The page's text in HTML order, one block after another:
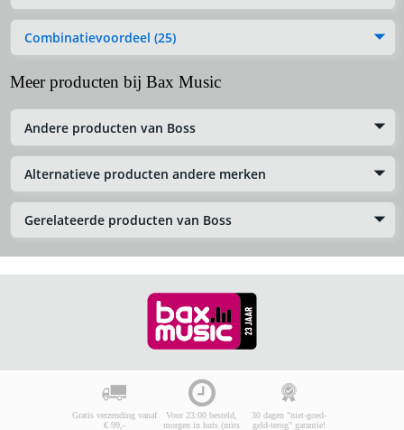
Combinatievoordeel (25)
Meer producten bij Bax Music
Andere producten van Boss
Alternatieve producten andere merken
Gerelateerde producten van Boss
Gratis verzending vanaf
€ 99,-
Voor 23:00 besteld,
morgen in huis (mits
30 dagen "niet-goed-
geld-terug" garantie!